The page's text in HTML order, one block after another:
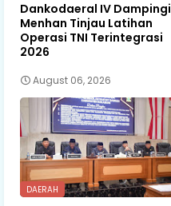
Dankodaeral IV Dampingi
Menhan Tinjau Latihan
Operasi TNI Terintegrasi
2026
August 06, 2026
DAERAH